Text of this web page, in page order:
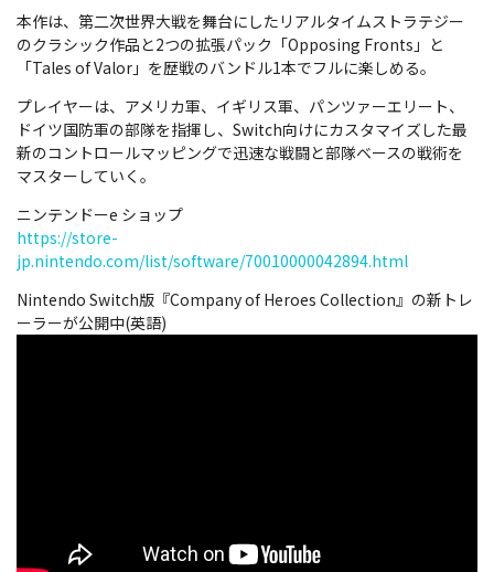
本作は、第二次世界大戦を舞台にしたリアルタイムストラテジー
のクラシック作品と2つの拡張パック「Opposing Fronts」と
「Tales of Valor」を歴戦のバンドル1本でフルに楽しめる。
プレイヤーは、アメリカ軍、イギリス軍、パンツァーエリート、
ドイツ国防軍の部隊を指揮し、Switch向けにカスタマイズした最
新のコントロールマッピングで迅速な戦闘と部隊ベースの戦術を
マスターしていく。
ニンテンドーe ショップ
https://store-
jp.nintendo.com/list/software/70010000042894.html
Nintendo Switch版『Company of Heroes Collection』の新トレ
ーラーが公開中(英語)